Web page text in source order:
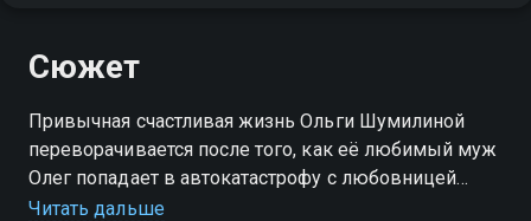
Сюжет
Привычная счастливая жизнь Ольги Шумилиной
переворачивается после того, как её любимый муж
Олег попадает в автокатастрофу с любовницей
Светланой. Это событие открывает Ольге глаза на
Читать дальше